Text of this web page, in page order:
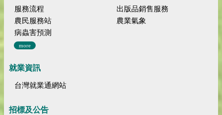
服務流程
出版品銷售服務
農民服務站
農業氣象
病蟲害預測
more
就業資訊
台灣就業通網站
招標及公告